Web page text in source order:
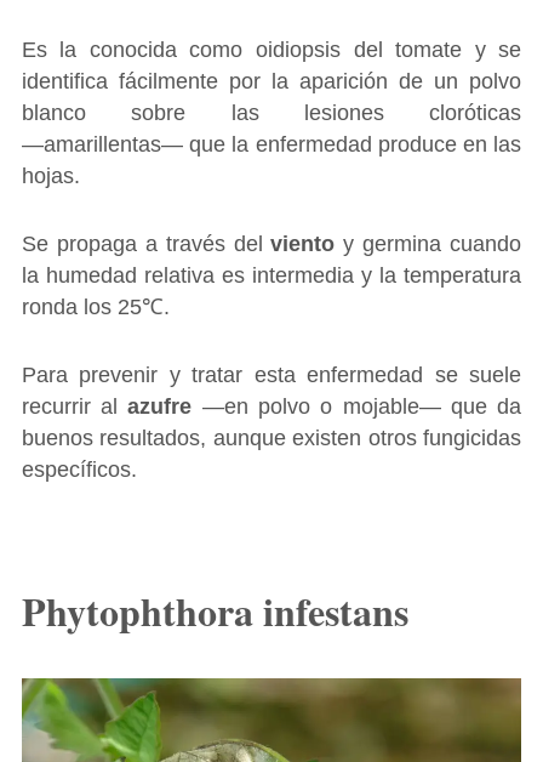
Es la conocida como oidiopsis del tomate y se
identifica fácilmente por la aparición de un polvo
blanco sobre las lesiones cloróticas
―amarillentas― que la enfermedad produce en las
hojas.
Se propaga a través delviento y germina cuando
la humedad relativa es intermedia y la temperatura
ronda los 25℃.
Para prevenir y tratar esta enfermedad se suele
recurrir alazufre ―en polvo o mojable― que da
buenos resultados, aunque existen otros fungicidas
específicos.
Phytophthora infestans